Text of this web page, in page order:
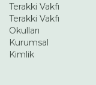
Terakki Vakfı
Terakki Vakfı
Okulları
Kurumsal
Kimlik